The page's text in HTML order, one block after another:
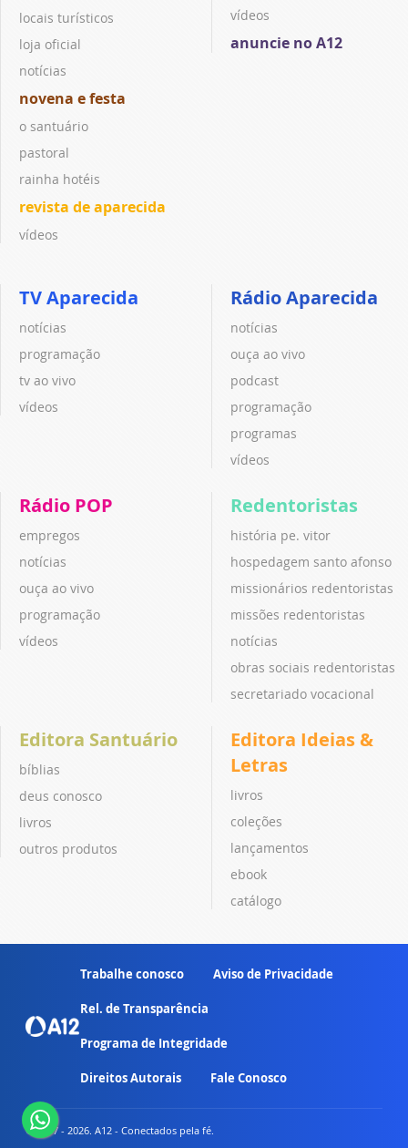
locais turísticos
loja oficial
notícias
novena e festa
o santuário
pastoral
rainha hotéis
revista de aparecida
vídeos
vídeos
anuncie no A12
TV Aparecida
notícias
programação
tv ao vivo
vídeos
Rádio Aparecida
notícias
ouça ao vivo
podcast
programação
programas
vídeos
Rádio POP
empregos
notícias
ouça ao vivo
programação
vídeos
Redentoristas
história pe. vitor
hospedagem santo afonso
missionários redentoristas
missões redentoristas
notícias
obras sociais redentoristas
secretariado vocacional
Editora Santuário
bíblias
deus conosco
livros
outros produtos
Editora Ideias &
Letras
livros
coleções
lançamentos
ebook
catálogo
Trabalhe conosco Aviso de Privacidade
Rel. de Transparência
Programa de Integridade
Direitos Autorais Fale Conosco
© 2007 - 2026. A12 - Conectados pela fé.